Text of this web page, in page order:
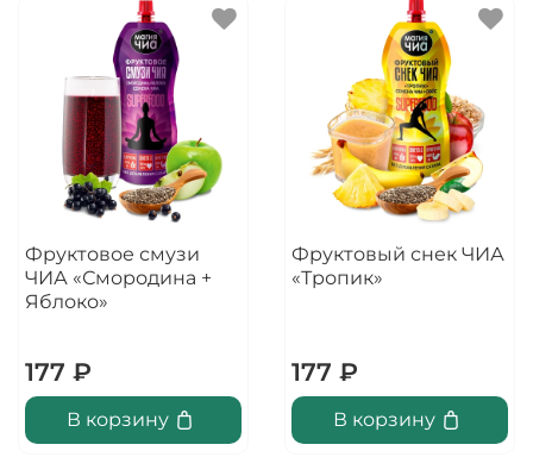
Фруктовое смузи
ЧИА «Смородина +
Яблоко»
177 ₽
В корзину
Фруктовый снек ЧИА
«Тропик»
177 ₽
В корзину